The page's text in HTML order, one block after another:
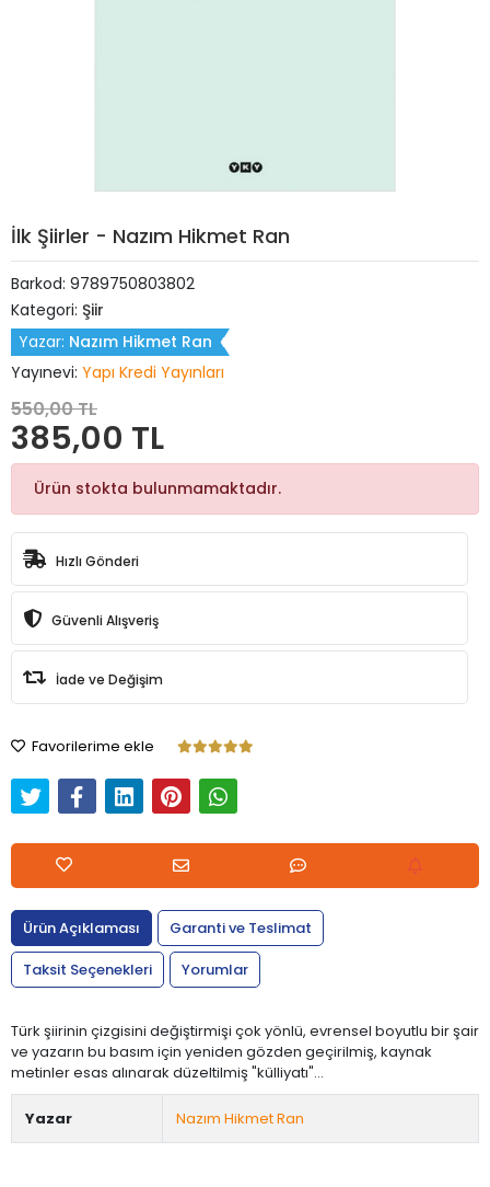
İlk Şiirler - Nazım Hikmet Ran
Barkod: 9789750803802
Kategori: Şiir
Yazar: Nazım Hikmet Ran
Yayınevi: Yapı Kredi Yayınları
550,00 TL
385,00 TL
Ürün stokta bulunmamaktadır.
Hızlı Gönderi
Güvenli Alışveriş
İade ve Değişim
Favorilerime ekle
Ürün Açıklaması
Garanti ve Teslimat
Taksit Seçenekleri
Yorumlar
Türk şiirinin çizgisini değiştirmişi çok yönlü, evrensel boyutlu bir şair
ve yazarın bu basım için yeniden gözden geçirilmiş, kaynak
metinler esas alınarak düzeltilmiş "külliyatı"...
Yazar Nazım Hikmet Ran